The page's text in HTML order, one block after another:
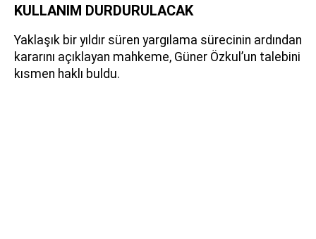
KULLANIM DURDURULACAK
Yaklaşık bir yıldır süren yargılama sürecinin ardından
kararını açıklayan mahkeme, Güner Özkul’un talebini
kısmen haklı buldu.